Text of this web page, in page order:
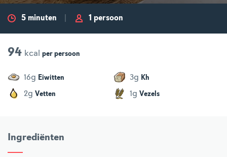
5 minuten 1 persoon
94 kcal per persoon
16g Eiwitten 3g Kh
2g Vetten 1g Vezels
Ingrediënten